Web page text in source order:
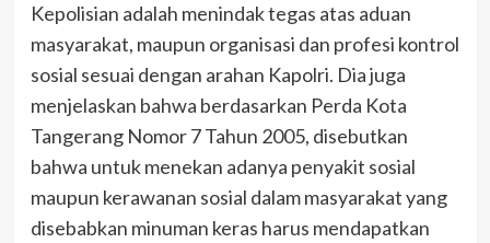
Kepolisian adalah menindak tegas atas aduan
masyarakat, maupun organisasi dan profesi kontrol
sosial sesuai dengan arahan Kapolri. Dia juga
menjelaskan bahwa berdasarkan Perda Kota
Tangerang Nomor 7 Tahun 2005, disebutkan
bahwa untuk menekan adanya penyakit sosial
maupun kerawanan sosial dalam masyarakat yang
disebabkan minuman keras harus mendapatkan